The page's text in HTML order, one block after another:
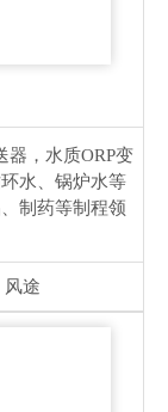
器，水质ORP变
水、锅炉水等
制药等制程领
风途